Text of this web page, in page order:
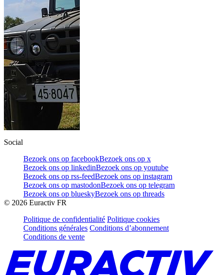
Social
Bezoek ons op facebookBezoek ons op x
Bezoek ons op linkedinBezoek ons op youtube
Bezoek ons op rss-feedBezoek ons op instagram
Bezoek ons op mastodonBezoek ons op telegram
Bezoek ons op blueskyBezoek ons op threads
© 2026 Euractiv FR
Politique de confidentialité Politique cookies
Conditions générales Conditions d’abonnement
Conditions de vente